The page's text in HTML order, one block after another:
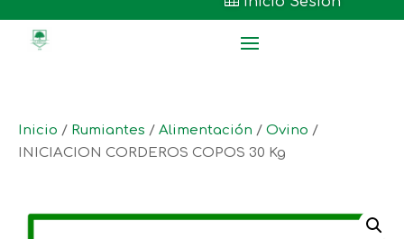
Inicio / Rumiantes / Alimentación / Ovino /
INICIACION CORDEROS COPOS 30 Kg